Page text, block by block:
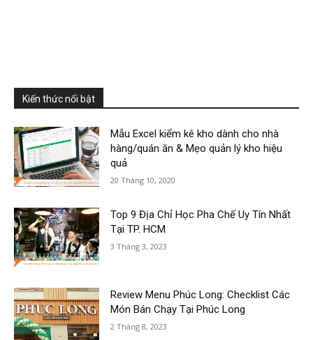
Kiến thức nổi bật
Mẫu Excel kiểm kê kho dành cho nhà
hàng/quán ăn & Mẹo quản lý kho hiệu
quả
20 Tháng 10, 2020
Top 9 Địa Chỉ Học Pha Chế Uy Tín Nhất
Tại TP. HCM
3 Tháng 3, 2023
Review Menu Phúc Long: Checklist Các
Món Bán Chạy Tại Phúc Long
2 Tháng 8, 2023